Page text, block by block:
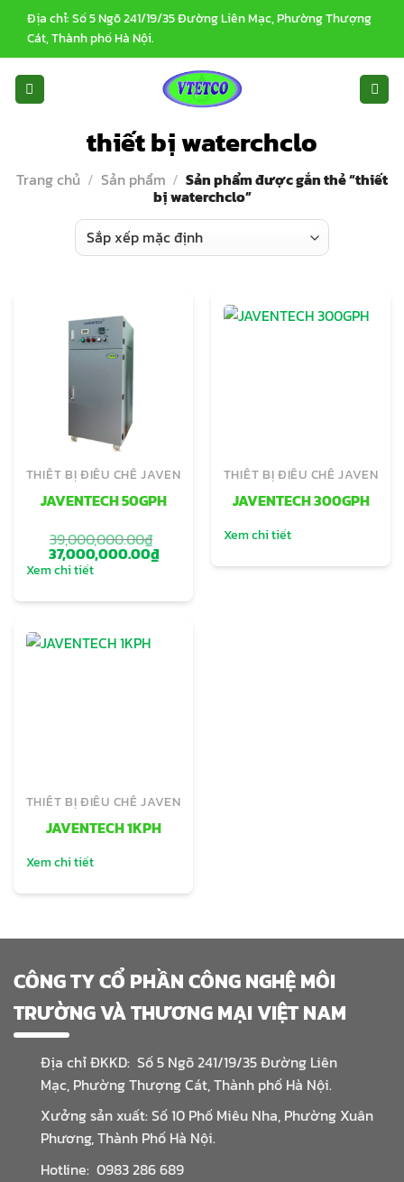
nội
dung
Địa chỉ: Số 5 Ngõ 241/19/35 Đường Liên Mạc, Phường Thượng
Cát, Thành phố Hà Nội.
thiết bị waterchclo
Trang chủ / Sản phẩm / Sản phẩm được gắn thẻ “thiết
bị waterchclo”
THIẾT BỊ ĐIỀU CHẾ JAVEN
JAVENTECH 50GPH
39,000,000.00₫
Giá
gốc
là:
39,000,000.00₫.
37,000,000.00₫Giá
hiện
là:
Xem chi tiết
THIẾT BỊ ĐIỀU CHẾ JAVEN
JAVENTECH 300GPH
Xem chi tiết
THIẾT BỊ ĐIỀU CHẾ JAVEN
JAVENTECH 1KPH
Xem chi tiết
CÔNG TY CỔ PHẦN CÔNG NGHỆ MÔI
TRƯỜNG VÀ THƯƠNG MẠI VIỆT NAM
Địa chỉ ĐKKD: Số 5 Ngõ 241/19/35 Đường Liên
Mạc, Phường Thượng Cát, Thành phố Hà Nội.
Xưởng sản xuất: Số 10 Phố Miêu Nha, Phường Xuân
Phương, Thành Phố Hà Nội.
Hotline: 0983 286 689